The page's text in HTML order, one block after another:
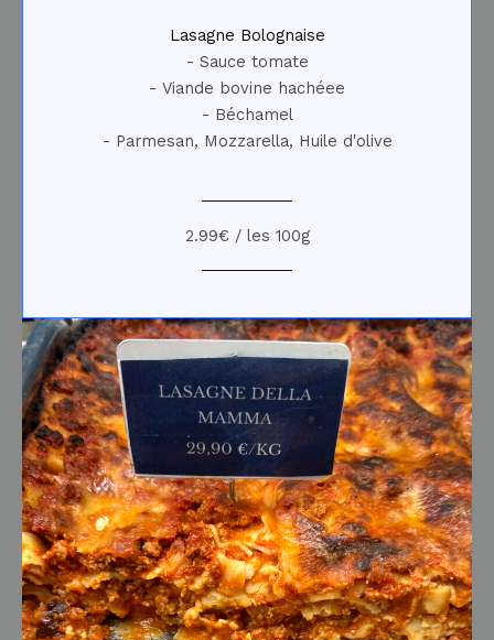
Lasagne Bolognaise
- Sauce tomate
- Viande bovine hachéee
- Béchamel
- Parmesan, Mozzarella, Huile d'olive
2.99€ / les 100g